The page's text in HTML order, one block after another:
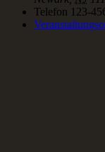
Telefon 123-